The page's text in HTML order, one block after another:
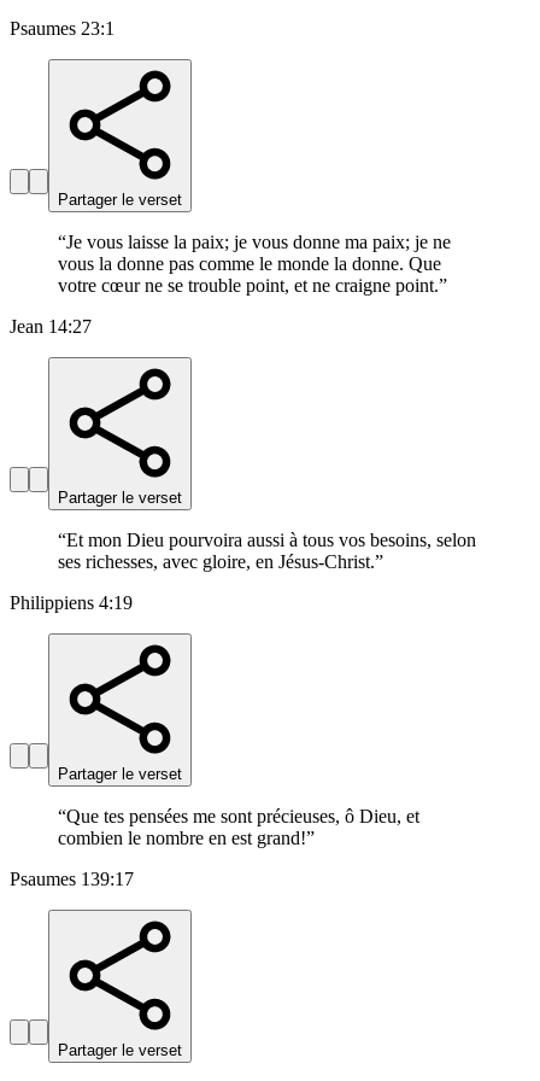
Psaumes 23:1
Partager le verset
“Je vous laisse la paix; je vous donne ma paix; je ne
vous la donne pas comme le monde la donne. Que
votre cœur ne se trouble point, et ne craigne point.”
Jean 14:27
Partager le verset
“Et mon Dieu pourvoira aussi à tous vos besoins, selon
ses richesses, avec gloire, en Jésus-Christ.”
Philippiens 4:19
Partager le verset
“Que tes pensées me sont précieuses, ô Dieu, et
combien le nombre en est grand!”
Psaumes 139:17
Partager le verset